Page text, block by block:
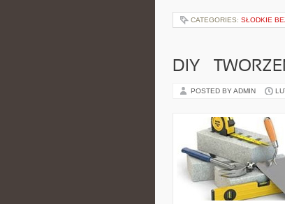
CATEGORIES: SŁODKIE
DIY –
POSTED BY ADMIN